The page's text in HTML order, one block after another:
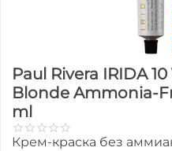
Paul Rivera IRIDA
Blonde Ammonia-
ml
Крем-краска без